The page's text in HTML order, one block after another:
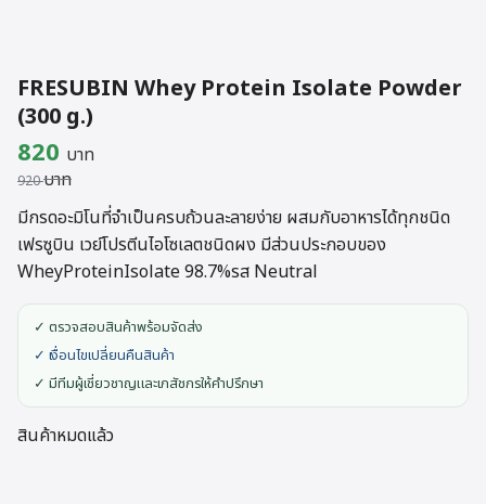
FRESUBIN Whey Protein Isolate Powder
(300 g.)
920บาท
Original
price
was:
920 บาท.
820 บาท
is:
820 บาท.
มีกรดอะมิโนที่จำเป็นครบถ้วนละลายง่าย ผสมกับอาหารได้ทุกชนิด
เฟรซูบิน เวย์โปรตีนไอโซเลตชนิดผง มีส่วนประกอบของ
WheyProteinIsolate 98.7%รส Neutral
✓ ตรวจสอบสินค้าพร้อมจัดส่ง
✓ เงื่อนไขเปลี่ยนคืนสินค้า
✓ มีทีมผู้เชี่ยวชาญและเภสัชกรให้คำปรึกษา
สินค้าหมดแล้ว